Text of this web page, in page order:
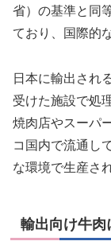
省）の基準と同
ており、国際的
日本に輸出され
受けた施設で処
焼肉店やスーパ
コ国内で流通し
な環境で生産さ
輸出向け牛肉